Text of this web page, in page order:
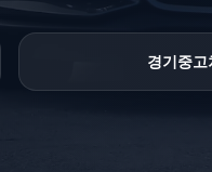
경기중고